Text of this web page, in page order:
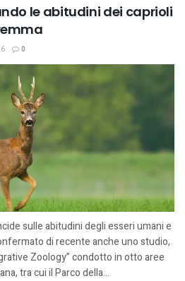
le abitudini dei caprioli
0
sulle abitudini degli esseri umani e
di recente anche uno studio,
Zoology” condotto in otto aree
tra cui il Parco della...